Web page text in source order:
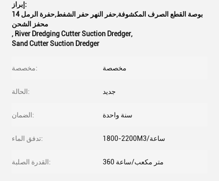
إبراز:
14 بوصة القطع الصرف المكشوفة,حفر النهر حفر الشفط,حفرة الرمل
محفز الشحن
, River Dredging Cutter Suction Dredger,
Sand Cutter Suction Dredger
مخصصة: مخصصة
الحالة: جديد
الضمان: سنة واحدة
تدفق الماء: 1800-2200M3/ساعة
القدرة الصلبة: 360 متر مكعب/ساعة